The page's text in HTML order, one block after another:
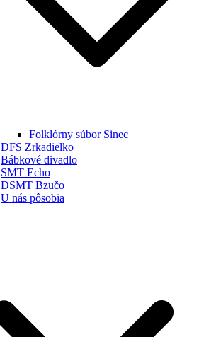
Folklórny súbor Sinec
DFS Zrkadielko
Bábkové divadlo
SMT Echo
DSMT Bzučo
U nás pôsobia